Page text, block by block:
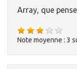
Array, que
Note moyenne : 3